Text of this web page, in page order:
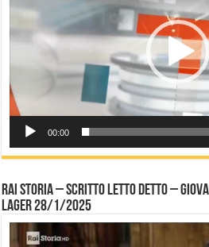
00:00
Rai Storia – Scritto letto detto –
Lager 28/1/2025